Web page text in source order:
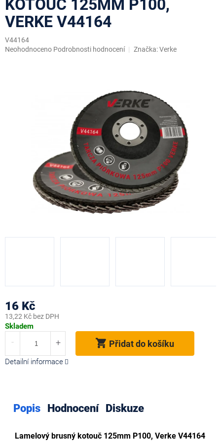
KOTOUČ 125MM P100,
VERKE V44164
V44164
Průměrné
Neohodnoceno Podrobnosti hodnocení Značka:Verke
16 Kč
13,22 Kč bez DPH
Měrná
Skladem
Přidat do košíku
Detailní informace
Popis Hodnocení Diskuze
Lamelový brusný kotouč 125mm P100, Verke V44164